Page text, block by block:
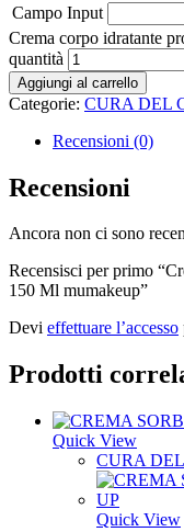
Campo Input
Crema corpo idratante
quantità
Aggiungi al carrello
Categorie: CURA DEL
Recensioni (0)
Recensioni
Ancora non ci sono
Recensisci per primo
150 Ml mumakeup”
Devi effettuare l’accesso
Prodotti
Quick View
CURA
Quick View